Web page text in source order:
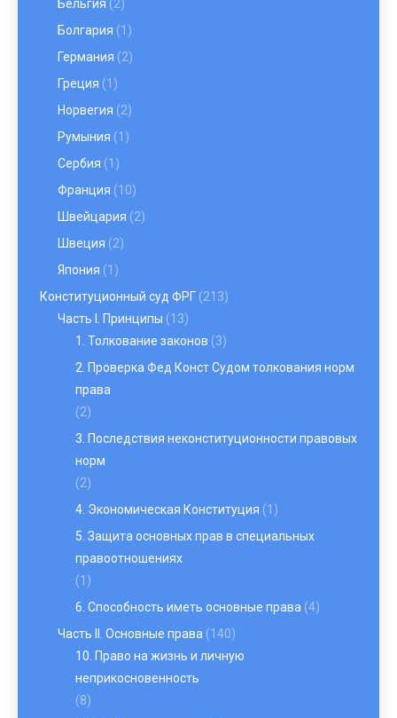
Бельгия (2)
Болгария (1)
Германия (2)
Греция (1)
Норвегия (2)
Румыния (1)
Сербия (1)
Франция (10)
Швейцария (2)
Швеция (2)
Япония (1)
Конституционный суд ФРГ (213)
Часть I. Принципы (13)
1. Толкование законов (3)
2. Проверка Фед Конст Судом толкования норм
права
(2)
3. Последствия неконституционности правовых
норм
(2)
4. Экономическая Конституция (1)
5. Защита основных прав в специальных
правоотношениях
(1)
6. Способность иметь основные права (4)
Часть II. Основные права (140)
10. Право на жизнь и личную
неприкосновенность
(8)